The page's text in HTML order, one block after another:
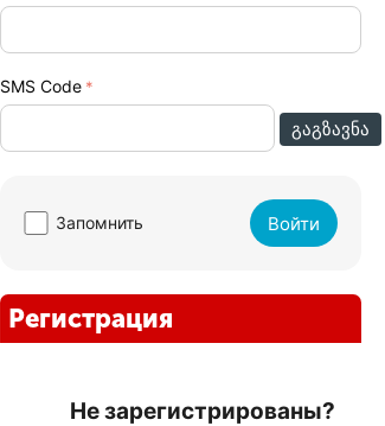
SMS Code
ᲒᲐᲒᲖᲐᲕᲜᲐ
Запомнить Войти
Регистрация
Не зарегистрированы?